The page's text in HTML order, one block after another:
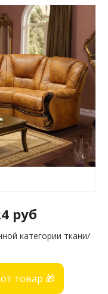
руб
категории ткани/
товар 🎁